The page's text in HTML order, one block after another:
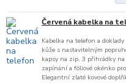
Červená kabelka na
Kabelka na telefon a
kůže s nastavitelným
kapsy na zip, 3 přihrádky
zapínání a fóliové okénko
Elegantní zlaté kovové